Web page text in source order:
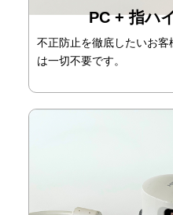
PC + 指ハ
不正防止を徹底したいお客
は一切不要です。